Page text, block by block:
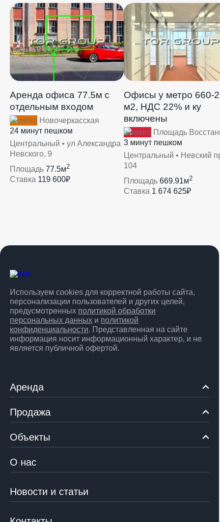
Аренда офиса 77.5м с
отдельным входом
Новочеркасская
24 минут пешком
Центральный • ул Александра
Невского, 9
Площадь 77.5м2
Ставка 119 600₽
Офисы у метро 660-
м2, НДС 22% и ку
включены
Площадь
3 минут пешком
Центральный • Невский
104
Площадь 669.91м2
Ставка 1 674 625₽
Используем cookies для корректной работы сайта,
персонализации пользователей и других целей,
предусмотренных политикой обработки
персональных данных и политикой
конфиденциальности. Представленная на сайте
информация носит информационный характер, и не
является публичной офертой.
Аренда
Продажа
Объекты
О нас
Новости и статьи